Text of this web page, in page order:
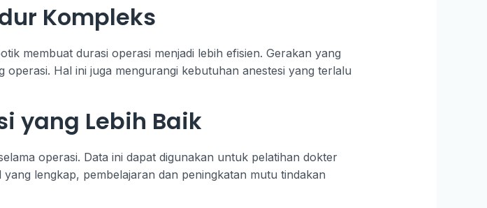
Kompleks
membuat durasi operasi menjadi lebih efisien. Gerakan yang
Hal ini juga mengurangi kebutuhan anestesi yang terlalu
yang Lebih Baik
operasi. Data ini dapat digunakan untuk pelatihan dokter
lengkap, pembelajaran dan peningkatan mutu tindakan